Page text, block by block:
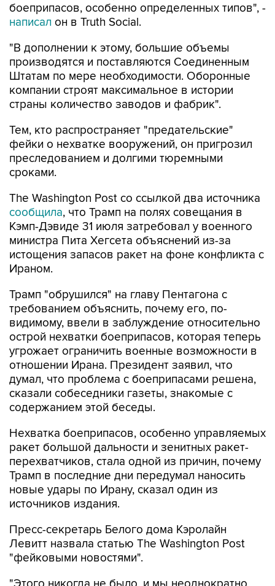
"В дополнении к этому, большие объемы
Штатам по мере необходимости. Оборонные
компании строят максимальное в истории
страны количество заводов и фабрик".
Тем, кто распространяет "предательские"
преследованием и долгими тюремными
сроками.
The Washington Post со ссылкой два источника
Кэмп-Дэвиде 31 июля затребовал у военного
министра Пита Хегсета объяснений из-за
истощения запасов ракет на фоне конфликта с
Ираном.
Трамп "обрушился" на главу Пентагона с
видимому, ввели в заблуждение относительно
острой нехватки боеприпасов, которая теперь
угрожает ограничить военные возможности в
отношении Ирана. Президент заявил, что
думал, что проблема с боеприпасами решена,
сказали собеседники газеты, знакомые с
содержанием этой беседы.
Нехватка боеприпасов, особенно управляемых
перехватчиков, стала одной из причин, почему
Трамп в последние дни передумал наносить
новые удары по Ирану, сказал один из
источников издания.
Пресс-секретарь Белого дома Кэролайн
"фейковыми новостями".
"Этого никогда не было, и мы неоднократно